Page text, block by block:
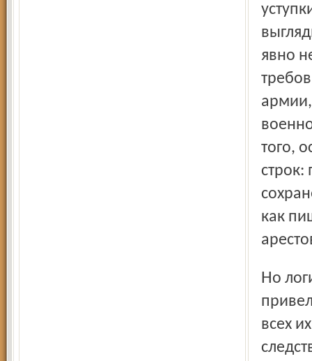
явно
того,
строк:
как
Но логика гласного и негласного сговора с большевиками
всех